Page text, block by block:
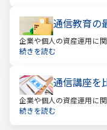
通信教育の
企業や個人の資産運用に
計を提案するファイナンシ
続きを読む
通信講座を
企業や個人の資産運用に
計を提案するファイナンシ
続きを読む